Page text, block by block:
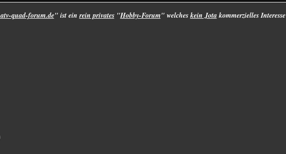
quad-forum.de" ist einrein privates"Hobby-Forum" welcheskein Jotakommerzielles Interesse